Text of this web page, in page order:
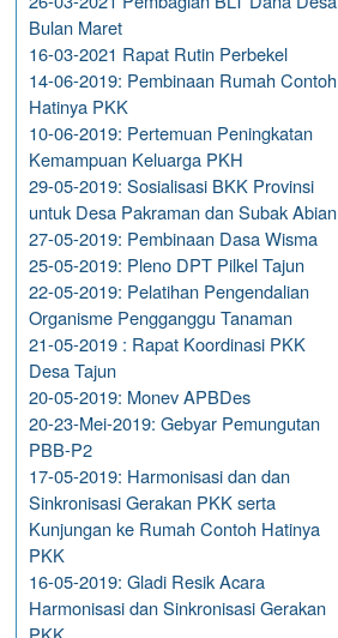
Bulan Maret
16-03-2021 Rapat Rutin Perbekel
14-06-2019: Pembinaan Rumah Contoh
Hatinya PKK
10-06-2019: Pertemuan Peningkatan
Kemampuan Keluarga PKH
29-05-2019: Sosialisasi BKK Provinsi
untuk Desa Pakraman dan Subak Abian
27-05-2019: Pembinaan Dasa Wisma
25-05-2019: Pleno DPT Pilkel Tajun
22-05-2019: Pelatihan Pengendalian
Organisme Pengganggu Tanaman
21-05-2019 : Rapat Koordinasi PKK
Desa Tajun
20-05-2019: Monev APBDes
20-23-Mei-2019: Gebyar Pemungutan
PBB-P2
17-05-2019: Harmonisasi dan dan
Sinkronisasi Gerakan PKK serta
Kunjungan ke Rumah Contoh Hatinya
PKK
16-05-2019: Gladi Resik Acara
Harmonisasi dan Sinkronisasi Gerakan